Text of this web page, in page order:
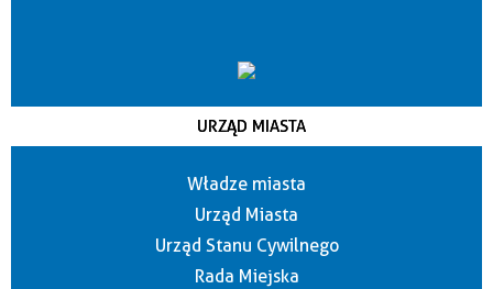
URZĄD MIASTA
Władze miasta
Urząd Miasta
Urząd Stanu Cywilnego
Rada Miejska